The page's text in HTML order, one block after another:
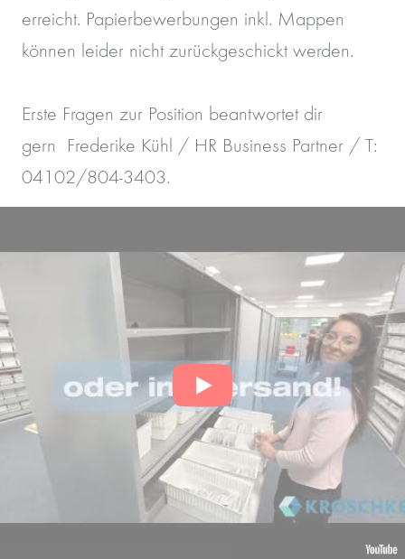
erreicht. Papierbewerbungen inkl. Mappen
können leider nicht zurückgeschickt werden.
Erste Fragen zur Position beantwortet dir
gern Frederike Kühl / HR Business Partner / T:
04102/804-3403.